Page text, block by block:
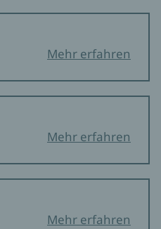
Mehr erfahren
Mehr erfahren
Mehr erfahren